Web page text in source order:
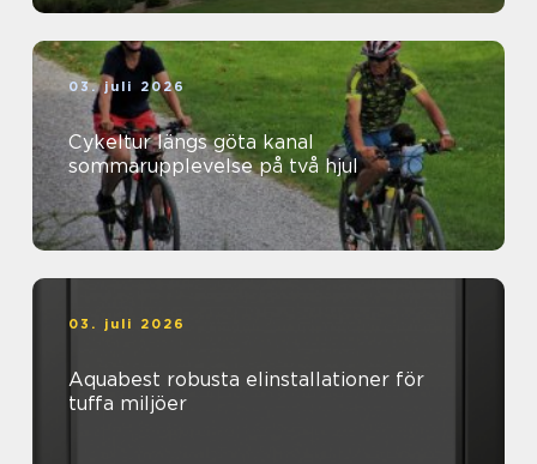
03. juli 2026
Cykeltur längs göta kanal
sommarupplevelse på två hjul
03. juli 2026
Aquabest robusta elinstallationer för
tuffa miljöer